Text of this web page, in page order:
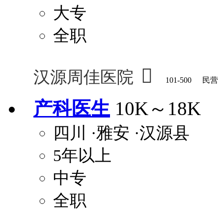
大专
全职
汉源周佳医院  101-500 民营
产科医生 10K～18K
四川 ·雅安 ·汉源县
5年以上
中专
全职